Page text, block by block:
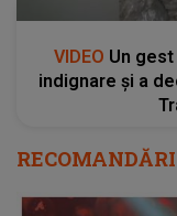
VIDEO Un
indignare și a
RECOMANDĂRI